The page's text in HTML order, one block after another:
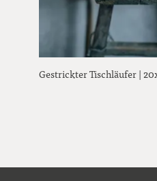
Gestrickter Tischläufer |